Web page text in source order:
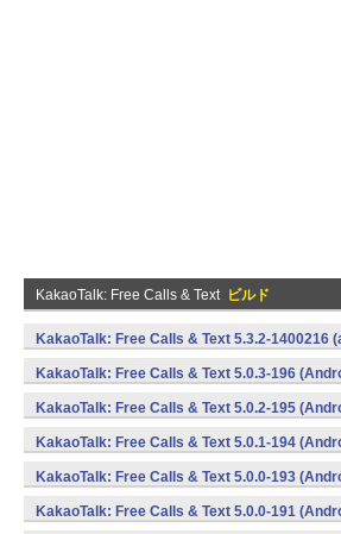
KakaoTalk: Free Calls & Text ビルド
KakaoTalk: Free Calls & Text 5.3.2-1400216
KakaoTalk: Free Calls & Text 5.0.3-196
KakaoTalk: Free Calls & Text 5.0.2-195
KakaoTalk: Free Calls & Text 5.0.1-194
KakaoTalk: Free Calls & Text 5.0.0-193
KakaoTalk: Free Calls & Text 5.0.0-191